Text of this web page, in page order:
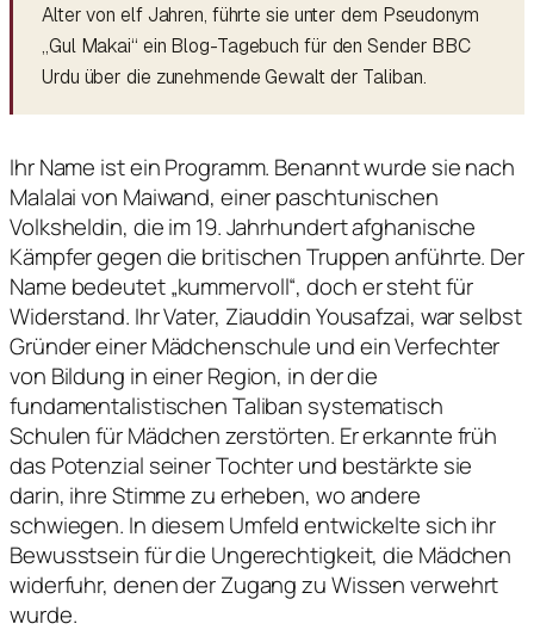
Alter von elf Jahren, führte sie unter dem Pseudonym
„Gul Makai“ ein Blog-Tagebuch für den Sender BBC
Urdu über die zunehmende Gewalt der Taliban.
Ihr Name ist ein Programm. Benannt wurde sie nach
Malalai von Maiwand, einer paschtunischen
Volksheldin, die im 19. Jahrhundert afghanische
Kämpfer gegen die britischen Truppen anführte. Der
Name bedeutet „kummervoll“, doch er steht für
Widerstand. Ihr Vater, Ziauddin Yousafzai, war selbst
Gründer einer Mädchenschule und ein Verfechter
von Bildung in einer Region, in der die
fundamentalistischen Taliban systematisch
Schulen für Mädchen zerstörten. Er erkannte früh
das Potenzial seiner Tochter und bestärkte sie
darin, ihre Stimme zu erheben, wo andere
schwiegen. In diesem Umfeld entwickelte sich ihr
Bewusstsein für die Ungerechtigkeit, die Mädchen
widerfuhr, denen der Zugang zu Wissen verwehrt
wurde.